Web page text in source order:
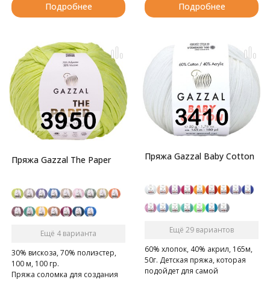
Подробнее Подробнее
Пряжа Gazzal The Paper
Ещё 4 варианта
30% вискоза, 70% полиэстер,
100 м, 100 гр.
Пряжа соломка для создания
Пряжа Gazzal Baby Cotton
Ещё 29 вариантов
60% хлопок, 40% акрил, 165м,
50г. Детская пряжа, которая
подойдет для самой